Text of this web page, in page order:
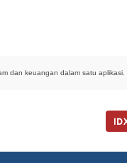
dan keuangan dalam satu aplikasi.